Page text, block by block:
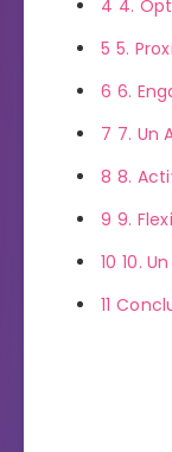
4 4.
5 5.
6 6.
7 7. Un
8 8.
9 9.
10 10.
11